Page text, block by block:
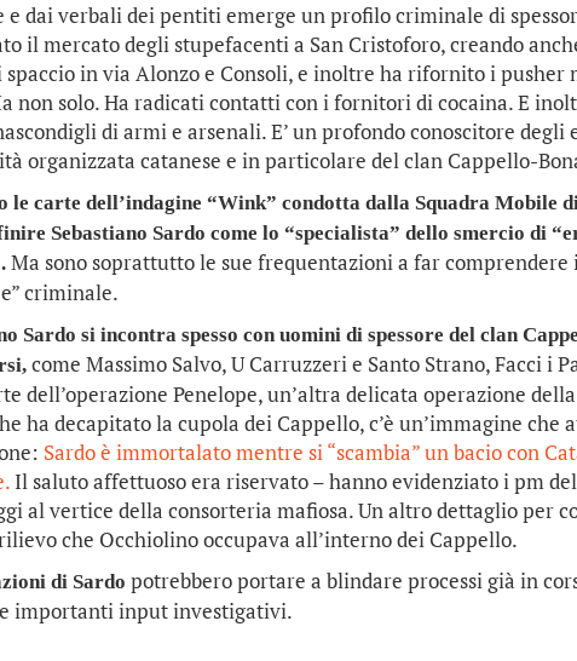
e dai verbali dei pentiti emerge un profilo criminale di
il mercato degli stupefacenti a San Cristoforo, creando
spaccio in via Alonzo e Consoli, e inoltre ha rifornito i pusher
non solo. Ha radicati contatti con i fornitori di cocaina. E
di armi e arsenali. E’ un profondo conoscitore
organizzata catanese e in particolare del clan Cappello-
le carte dell’indagine “Wink” condotta dalla Squadra Mobile
Sebastiano Sardo come lo “specialista” dello smercio di
Ma sono soprattutto le sue frequentazioni a far comprendere
criminale.
Sardo si incontra spesso con uomini di spessore del clan
come Massimo Salvo, U Carruzzeri e Santo Strano, Facci i
dell’operazione Penelope, un’altra delicata operazione
ha decapitato la cupola dei Cappello, c’è un’immagine che
Sardo è immortalato mentre si “scambia” un bacio con
Il saluto affettuoso era riservato – hanno evidenziato i pm
al vertice della consorteria mafiosa. Un altro dettaglio per
che Occhiolino occupava all’interno dei Cappello.
di Sardo potrebbero portare a blindare processi già in
importanti input investigativi.